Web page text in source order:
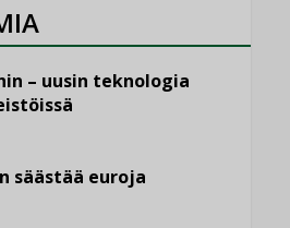
– uusin teknologia
säästää euroja